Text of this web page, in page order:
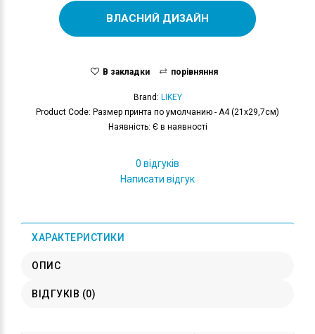
ВЛАСНИЙ ДИЗАЙН
В закладки порівняння
Brand: LIKEY
Product Code: Размер принта по умолчанию - А4 (21x29,7см)
Наявність: Є в наявності
0 відгуків
Написати відгук
ХАРАКТЕРИСТИКИ
ОПИС
ВІДГУКІВ (0)